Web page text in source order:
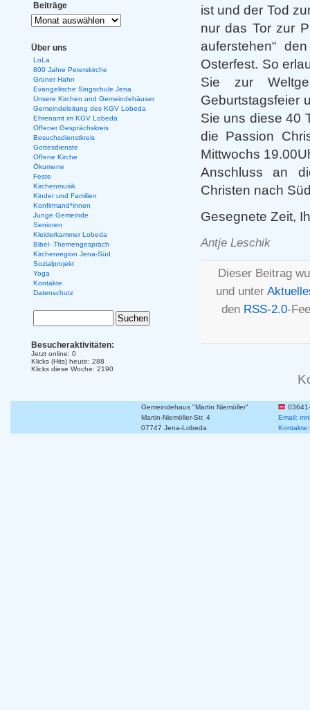
ist und der Tod
nur das Tor zur
auferstehen“
Osterfest. So
Sie zur
Geburtstagsfeier
Sie uns diese 40
die Passion
Mittwochs
Anschluss an
Christen nach
Gesegnete Zeit,
Antje Leschik
Dieser Beitrag
und unter
den RSS-2.0-
Beiträge
Über uns
LoLa
800 Jahre Peterskirche
Grüner Hahn
Evangelische Singschule Jena
Unsere Kirchen und Gemeindehäuser
Gemeindeleitung des KGV Lobeda
Ehrenamt im KGV Lobeda
Offener Gesprächskreis
Besuchsdienstkreis
Gottesdienste
Offene Kirche
Ökumene
Feste
Kirchenmusik
Kinder und Familien
Konfirmand*innen
Junge Gemeinde
Senioren
Kleiderkammer Lobeda
Bibel- Themengespräch
Kirchenregion Jena-Süd
Sozialprojekt
Yoga
Kontakte
Datenschutz
Besucheraktivitäten:
Jetzt online: 0
Klicks (Hits) heute: 288
Klicks diese Woche: 2190
Gemeindehaus "Martin Niemöller"
Martin-Niemöller-Str. 4
Email:
07747 Jena-Lobeda